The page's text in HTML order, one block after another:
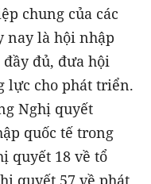
chung của các
nay là hội nhập
đủ, đưa hội
lực cho phát triển.
Nghị quyết
quốc tế trong
quyết 18 về tổ
quyết 57 về phát